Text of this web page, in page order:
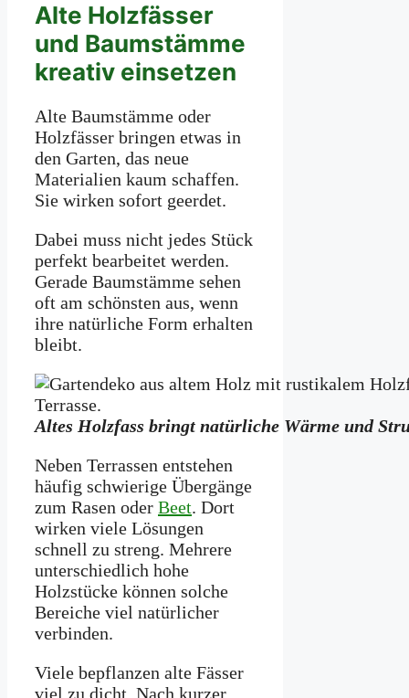
Alte Holzfässer
und Baumstämme
kreativ einsetzen
Alte Baumstämme oder
Holzfässer bringen etwas in
den Garten, das neue
Materialien kaum schaffen.
Sie wirken sofort geerdet.
Dabei muss nicht jedes Stück
perfekt bearbeitet werden.
Gerade Baumstämme sehen
oft am schönsten aus, wenn
ihre natürliche Form erhalten
bleibt.
Altes Holzfass bringt natürliche Wärme und
Neben Terrassen entstehen
häufig schwierige Übergänge
zum Rasen oder Beet. Dort
wirken viele Lösungen
schnell zu streng. Mehrere
unterschiedlich hohe
Holzstücke können solche
Bereiche viel natürlicher
verbinden.
Viele bepflanzen alte Fässer
viel zu dicht. Nach kurzer